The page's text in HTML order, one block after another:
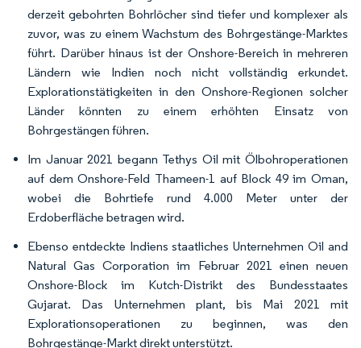
derzeit gebohrten Bohrlöcher sind tiefer und komplexer als
zuvor, was zu einem Wachstum des Bohrgestänge-Marktes
führt. Darüber hinaus ist der Onshore-Bereich in mehreren
Ländern wie Indien noch nicht vollständig erkundet.
Explorationstätigkeiten in den Onshore-Regionen solcher
Länder könnten zu einem erhöhten Einsatz von
Bohrgestängen führen.
Im Januar 2021 begann Tethys Oil mit Ölbohroperationen
auf dem Onshore-Feld Thameen-1 auf Block 49 im Oman,
wobei die Bohrtiefe rund 4.000 Meter unter der
Erdoberfläche betragen wird.
Ebenso entdeckte Indiens staatliches Unternehmen Oil and
Natural Gas Corporation im Februar 2021 einen neuen
Onshore-Block im Kutch-Distrikt des Bundesstaates
Gujarat. Das Unternehmen plant, bis Mai 2021 mit
Explorationsoperationen zu beginnen, was den
Bohrgestänge-Markt direkt unterstützt.